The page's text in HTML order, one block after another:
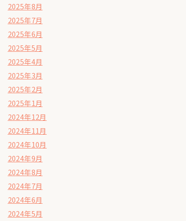
2025年8月
2025年7月
2025年6月
2025年5月
2025年4月
2025年3月
2025年2月
2025年1月
2024年12月
2024年11月
2024年10月
2024年9月
2024年8月
2024年7月
2024年6月
2024年5月